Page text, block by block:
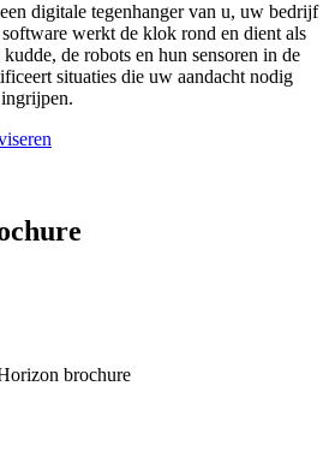
digitale tegenhanger van u, uw bedrijf
werkt de klok rond en dient als
de robots en hun sensoren in de
situaties die uw aandacht nodig
brochure